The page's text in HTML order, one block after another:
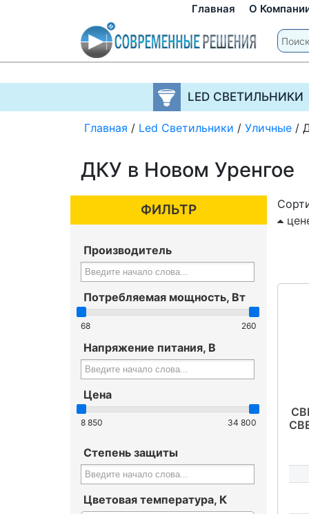
Главная О
LED СВЕТИЛЬНИКИ
Главная / Led Светильники / Уличные /
ДКУ в Новом Уренгое
ФИЛЬТР
Производитель
Потребляемая мощность, Вт
68 260
Напряжение питания, В
Цена
8 850 34 800
Степень защиты
Цветовая температура, К